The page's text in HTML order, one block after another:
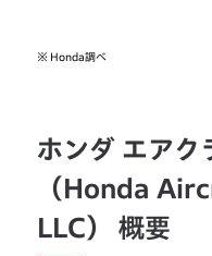
※ Honda調べ
ホンダ エアク
（Honda
LLC） 概要